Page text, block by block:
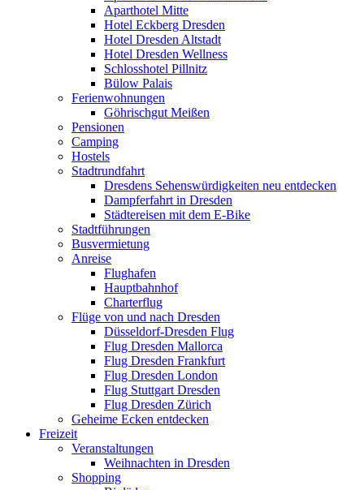
Aparthotel Mitte
Hotel Eckberg Dresden
Hotel Dresden Altstadt
Hotel Dresden Wellness
Schlosshotel Pillnitz
Bülow Palais
Ferienwohnungen
Göhrischgut Meißen
Pensionen
Camping
Hostels
Stadtrundfahrt
Dresdens Sehenswürdigkeiten neu entdecken
Dampferfahrt in Dresden
Städtereisen mit dem E-Bike
Stadtführungen
Busvermietung
Anreise
Flughafen
Hauptbahnhof
Charterflug
Flüge von und nach Dresden
Düsseldorf-Dresden Flug
Flug Dresden Mallorca
Flug Dresden Frankfurt
Flug Dresden London
Flug Stuttgart Dresden
Flug Dresden Zürich
Geheime Ecken entdecken
Freizeit
Veranstaltungen
Weihnachten in Dresden
Shopping